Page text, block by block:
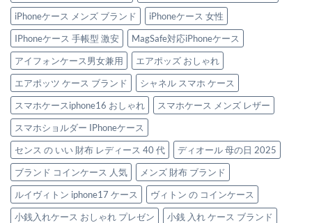
iPhoneケース メンズ ブランド
iPhoneケース 女性
IPhoneケース 手帳型 激安
MagSafe対応iPhoneケース
アイフォンケース男女兼用
エアポッズ おしゃれ
エアポッツ ケース ブランド
シャネル スマホ ケース
スマホケースiphone16 おしゃれ
スマホケース メンズ レザー
スマホショルダー IPhoneケース
センス の いい 財布 レディース 40 代
ディオール 母の日 2025
ブランド コインケース 人気
メンズ 財布 ブランド
ルイヴィトン iphone17 ケース
ヴィトン の コインケース
小銭入れケース おしゃれ プレゼン
小銭 入れ ケース ブランド